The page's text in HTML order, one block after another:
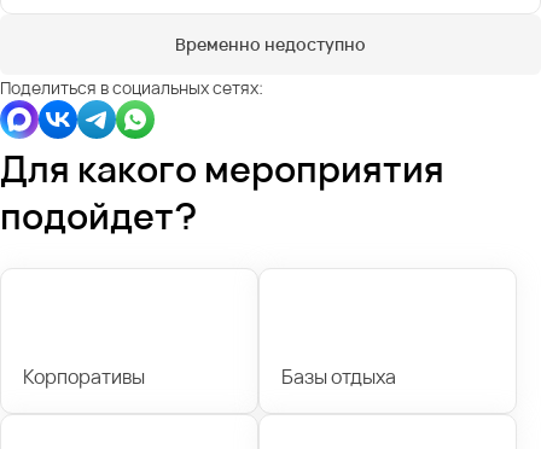
Временно недоступно
Поделиться в социальных сетях:
Для какого мероприятия
подойдет?
Корпоративы Базы отдыха